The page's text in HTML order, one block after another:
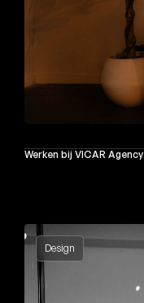
Werken bij VICAR Agency
Design